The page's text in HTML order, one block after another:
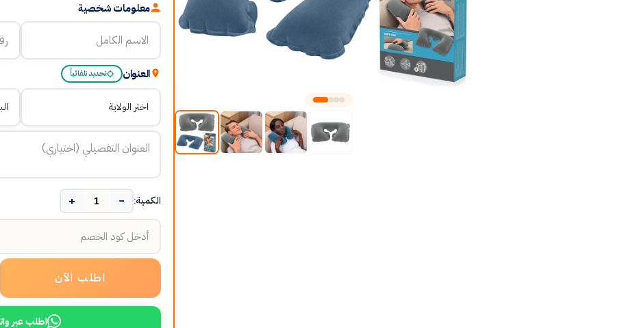
معلومات شخصية
العنوان تحديد تلقائياً
الكمية: −
+
اطلب الآن
اطلب عبر